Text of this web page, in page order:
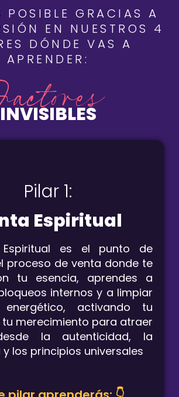
POSIBLE GRACIAS A
EN NUESTROS 4
DÓNDE VAS A
APRENDER:
INVISIBLES
Pilar 1:
Espiritual
es el punto de
proceso de venta donde te
tu esencia, aprendes a
internos y a limpiar
activando tu
tu merecimiento para atraer
la autenticidad, la
los principios universales